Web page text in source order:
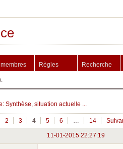
Règles Recherche
Synthèse, situation actuelle ...
2 3 4 5 6 … 14
11-01-2015 22:27:19